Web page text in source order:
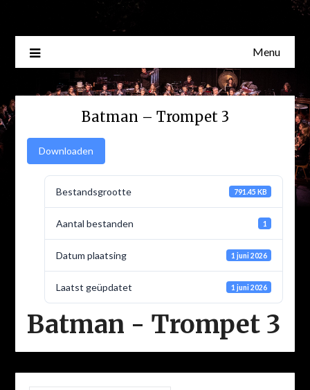
Menu
Batman – Trompet 3
Downloaden
Bestandsgrootte 791.45 KB
Aantal bestanden 1
Datum plaatsing 1 juni 2026
Laatst geüpdatet 1 juni 2026
Batman - Trompet 3